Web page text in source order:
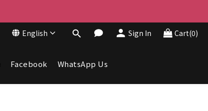
English Sign In Cart(0)
Facebook WhatsApp Us